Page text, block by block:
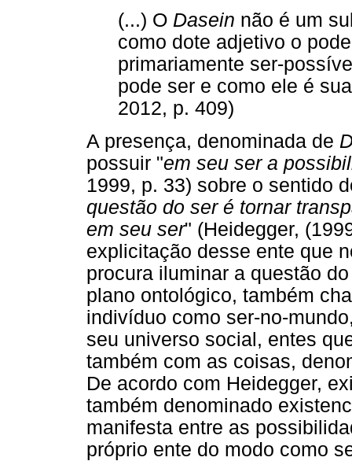
(...) O Dasein não é um
como dote adjetivo o
primariamente ser-
pode ser e como ele é
2012, p. 409)
A presença, denominada de
possuir "em seu ser a
1999, p. 33) sobre o sentido
questão do ser é tornar
em seu ser" (Heidegger,
explicitação desse ente que
procura iluminar a questão
plano ontológico, também
indivíduo como ser-no-
seu universo social, entes
também com as coisas,
De acordo com Heidegger,
também denominado
manifesta entre as
próprio ente do modo como